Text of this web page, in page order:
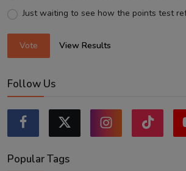
Just waiting to see how the points test
Vote View Results
Follow Us
Popular Tags